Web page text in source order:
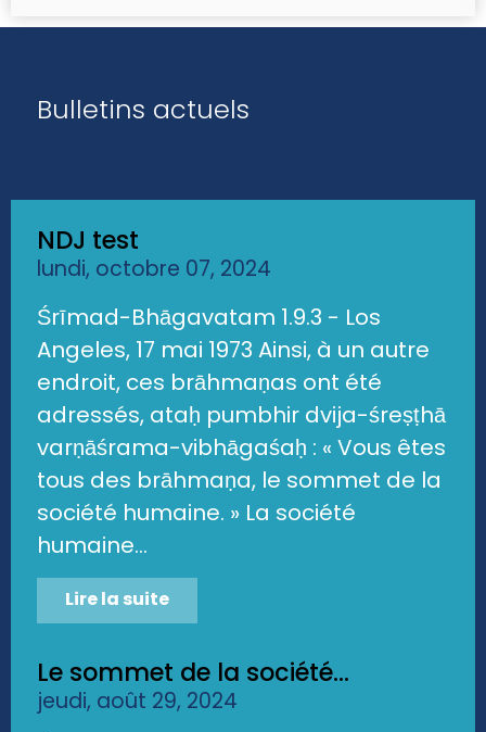
Bulletins actuels
NDJ test
lundi, octobre 07, 2024
Śrīmad-Bhāgavatam 1.9.3 - Los
Angeles, 17 mai 1973 Ainsi, à un autre
endroit, ces brāhmaṇas ont été
adressés, ataḥ pumbhir dvija-śreṣṭhā
varṇāśrama-vibhāgaśaḥ : « Vous êtes
tous des brāhmaṇa, le sommet de la
société humaine. » La société
humaine...
Lire la suite
Le sommet de la société...
jeudi, août 29, 2024